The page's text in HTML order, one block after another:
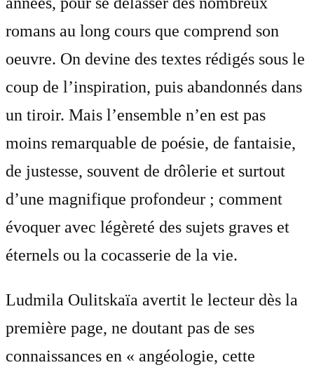
romans au long cours que comprend son
oeuvre. On devine des textes rédigés sous le
coup de l’inspiration, puis abandonnés dans
un tiroir. Mais l’ensemble n’en est pas
moins remarquable de poésie, de fantaisie,
de justesse, souvent de drôlerie et surtout
d’une magnifique profondeur ; comment
évoquer avec légèreté des sujets graves et
éternels ou la cocasserie de la vie.
Ludmila Oulitskaïa avertit le lecteur dès la
première page, ne doutant pas de ses
connaissances en « angéologie, cette